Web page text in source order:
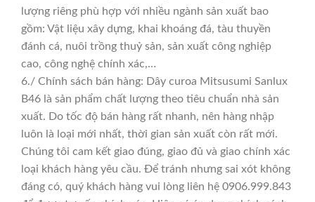
lượng riêng phù hợp với nhiều ngành sản xuất bao
gồm: Vật liệu xây dựng, khai khoáng đá, tàu thuyền
đánh cá, nuôi trồng thuỷ sản, sản xuất công nghiệp
cao, công nghệ chính xác,…
6./ Chính sách bán hàng: Dây curoa Mitsusumi Sanlux
B46 là sản phẩm chất lượng theo tiêu chuẩn nhà sản
xuất. Do tốc độ bán hàng rất nhanh, nên hàng nhập
luôn là loại mới nhất, thời gian sản xuất còn rất mới.
Chúng tôi cam kết giao đúng, giao đủ và giao chính xác
loại khách hàng yêu cầu. Để tránh nhưng sai xót không
đáng có, quý khách hàng vui lòng liên hệ 0906.999.843